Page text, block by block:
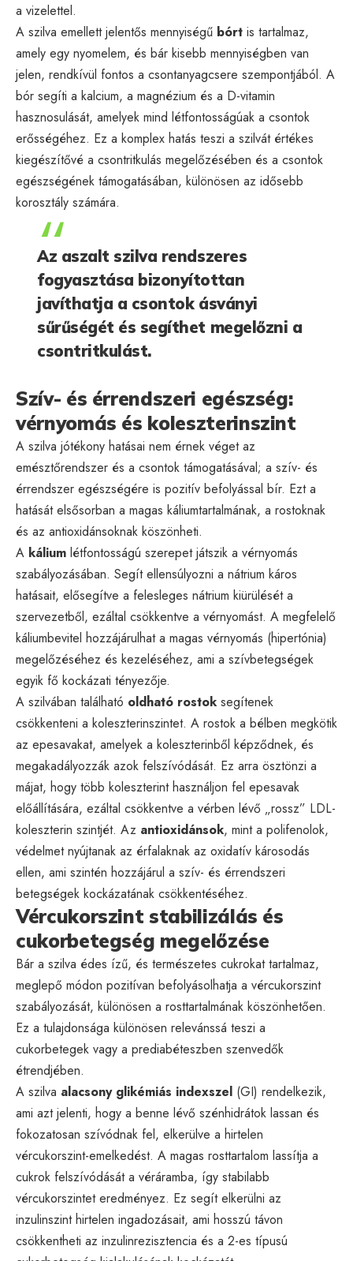
a vizelettel.
A szilva emellett jelentős mennyiségű bórt is tartalmaz,
amely egy nyomelem, és bár kisebb mennyiségben van
jelen, rendkívül fontos a csontanyagcsere szempontjából. A
bór segíti a kalcium, a magnézium és a D-vitamin
hasznosulását, amelyek mind létfontosságúak a csontok
erősségéhez. Ez a komplex hatás teszi a szilvát értékes
kiegészítővé a csontritkulás megelőzésében és a csontok
egészségének támogatásában, különösen az idősebb
korosztály számára.
Az aszalt szilva rendszeres
fogyasztása bizonyítottan
javíthatja a csontok ásványi
sűrűségét és segíthet megelőzni a
csontritkulást.
Szív- és érrendszeri egészség:
vérnyomás és koleszterinszint
A szilva jótékony hatásai nem érnek véget az
emésztőrendszer és a csontok támogatásával; a szív- és
érrendszer egészségére is pozitív befolyással bír. Ezt a
hatását elsősorban a magas káliumtartalmának, a rostoknak
és az antioxidánsoknak köszönheti.
A kálium létfontosságú szerepet játszik a vérnyomás
szabályozásában. Segít ellensúlyozni a nátrium káros
hatásait, elősegítve a felesleges nátrium kiürülését a
szervezetből, ezáltal csökkentve a vérnyomást. A megfelelő
káliumbevitel hozzájárulhat a magas vérnyomás (hipertónia)
megelőzéséhez és kezeléséhez, ami a szívbetegségek
egyik fő kockázati tényezője.
A szilvában található oldható rostok segítenek
csökkenteni a koleszterinszintet. A rostok a bélben megkötik
az epesavakat, amelyek a koleszterinből képződnek, és
megakadályozzák azok felszívódását. Ez arra ösztönzi a
májat, hogy több koleszterint használjon fel epesavak
előállítására, ezáltal csökkentve a vérben lévő „rossz” LDL-
koleszterin szintjét. Az antioxidánsok, mint a polifenolok,
védelmet nyújtanak az érfalaknak az oxidatív károsodás
ellen, ami szintén hozzájárul a szív- és érrendszeri
betegségek kockázatának csökkentéséhez.
Vércukorszint stabilizálás és
cukorbetegség megelőzése
Bár a szilva édes ízű, és természetes cukrokat tartalmaz,
meglepő módon pozitívan befolyásolhatja a vércukorszint
szabályozását, különösen a rosttartalmának köszönhetően.
Ez a tulajdonsága különösen relevánssá teszi a
cukorbetegek vagy a prediabéteszben szenvedők
étrendjében.
A szilva alacsony glikémiás indexszel (GI) rendelkezik,
ami azt jelenti, hogy a benne lévő szénhidrátok lassan és
fokozatosan szívódnak fel, elkerülve a hirtelen
vércukorszint-emelkedést. A magas rosttartalom lassítja a
cukrok felszívódását a véráramba, így stabilabb
vércukorszintet eredményez. Ez segít elkerülni az
inzulinszint hirtelen ingadozásait, ami hosszú távon
csökkentheti az inzulinrezisztencia és a 2-es típusú